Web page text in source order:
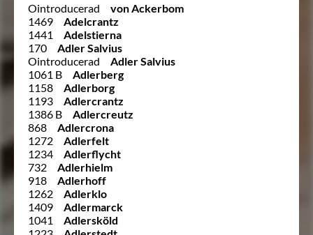
Ointroducerad
von Ackerbom
1469
Adelcrantz
1441
Adelstierna
170
Adler Salvius
Ointroducerad
Adler Salvius
1061 B
Adlerberg
1158
Adlerborg
1193
Adlercrantz
1386 B
Adlercreutz
868
Adlercrona
1272
Adlerfelt
1234
Adlerflycht
732
Adlerhielm
918
Adlerhoff
1262
Adlerklo
1409
Adlermarck
1041
Adlersköld